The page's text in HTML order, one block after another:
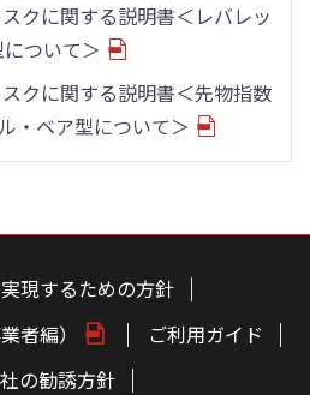
クに関する説明書＜レバレッ
ついて＞
クに関する説明書＜先物指数
・ベア型について＞
現するための方針
者編）
ご利用ガイド
の勧誘方針